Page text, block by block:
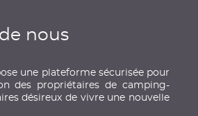
nous
une plateforme sécurisée pour
des propriétaires de camping-
désireux de vivre une nouvelle